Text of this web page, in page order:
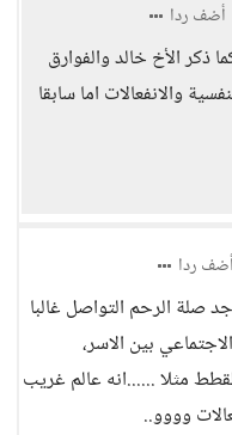
أضف ردا
ذكر الأخ خالد والفوارق
والانفعالات اما سابقا
أضف ردا
صلة الرحم التواصل غالبا
بين الاسر،
مثلا ......انه عالم غريب
وووو..